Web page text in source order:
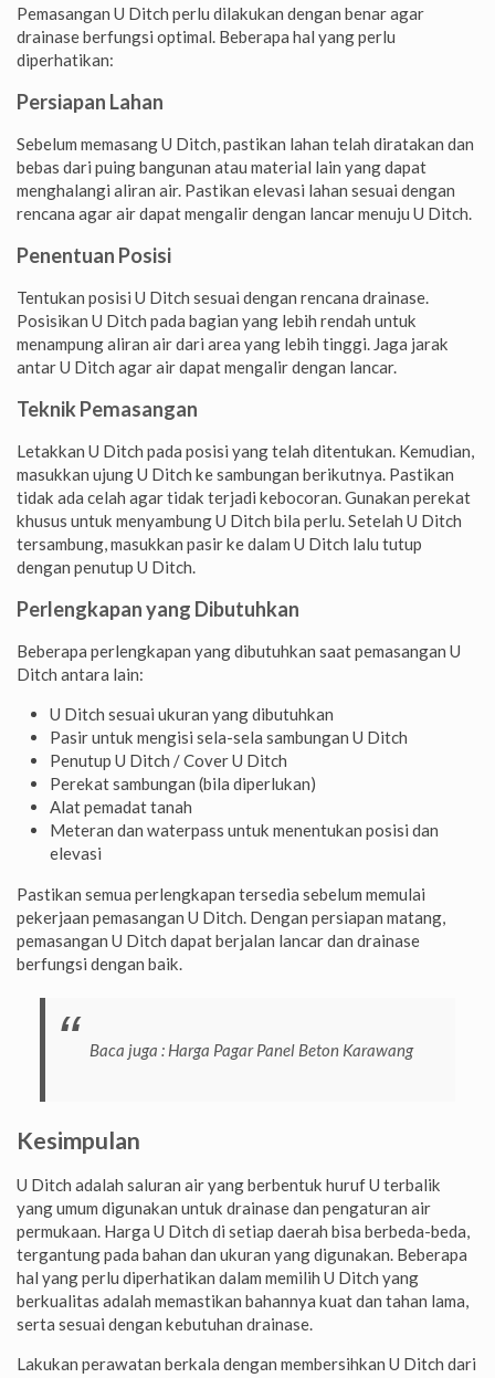
Pemasangan U Ditch perlu dilakukan dengan benar agar
drainase berfungsi optimal. Beberapa hal yang perlu
diperhatikan:
Persiapan Lahan
Sebelum memasang U Ditch, pastikan lahan telah diratakan dan
bebas dari puing bangunan atau material lain yang dapat
menghalangi aliran air. Pastikan elevasi lahan sesuai dengan
rencana agar air dapat mengalir dengan lancar menuju U Ditch.
Penentuan Posisi
Tentukan posisi U Ditch sesuai dengan rencana drainase.
Posisikan U Ditch pada bagian yang lebih rendah untuk
menampung aliran air dari area yang lebih tinggi. Jaga jarak
antar U Ditch agar air dapat mengalir dengan lancar.
Teknik Pemasangan
Letakkan U Ditch pada posisi yang telah ditentukan. Kemudian,
masukkan ujung U Ditch ke sambungan berikutnya. Pastikan
tidak ada celah agar tidak terjadi kebocoran. Gunakan perekat
khusus untuk menyambung U Ditch bila perlu. Setelah U Ditch
tersambung, masukkan pasir ke dalam U Ditch lalu tutup
dengan penutup U Ditch.
Perlengkapan yang Dibutuhkan
Beberapa perlengkapan yang dibutuhkan saat pemasangan U
Ditch antara lain:
U Ditch sesuai ukuran yang dibutuhkan
Pasir untuk mengisi sela-sela sambungan U Ditch
Penutup U Ditch / Cover U Ditch
Perekat sambungan (bila diperlukan)
Alat pemadat tanah
Meteran dan waterpass untuk menentukan posisi dan
elevasi
Pastikan semua perlengkapan tersedia sebelum memulai
pekerjaan pemasangan U Ditch. Dengan persiapan matang,
pemasangan U Ditch dapat berjalan lancar dan drainase
berfungsi dengan baik.
Baca juga : Harga Pagar Panel Beton Karawang
Kesimpulan
U Ditch adalah saluran air yang berbentuk huruf U terbalik
yang umum digunakan untuk drainase dan pengaturan air
permukaan. Harga U Ditch di setiap daerah bisa berbeda-beda,
tergantung pada bahan dan ukuran yang digunakan. Beberapa
hal yang perlu diperhatikan dalam memilih U Ditch yang
berkualitas adalah memastikan bahannya kuat dan tahan lama,
serta sesuai dengan kebutuhan drainase.
Lakukan perawatan berkala dengan membersihkan U Ditch dari